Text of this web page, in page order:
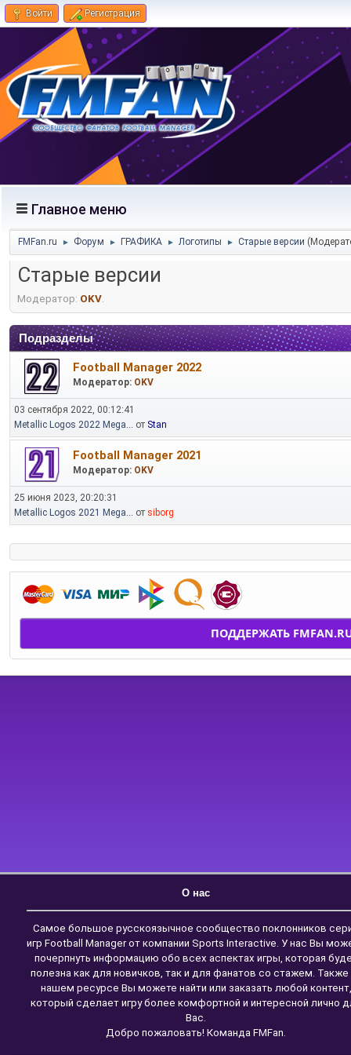
Войти Регистрация
Главное меню
FMFan.ru ► Форум ► ГРАФИКА ► Логотипы ► Старые версии
ПОДДЕРЖАТЬ
Старые версии
Модератор: OKV
Подразделы
Football Manager 2022
Модератор: OKV
03 сентября 2022, 00:12:41
Metallic Logos 2022 Mega...
от Stan
Football Manager 2021
Модератор: OKV
25 июня 2023, 20:20:31
Metallic Logos 2021 Mega...
от siborg
О нас
Самое большое русскоязычное сообщество поклонников
игр Football Manager от компании Sports Interactive. У нас Вы
почерпнуть информацию обо всех аспектах игры, которая
полезна как для новичков, так и для фанатов со стажем. Также
нашем ресурсе Вы можете найти или заказать любой контент,
который сделает игру более комфортной и интересной лично
Вас.
Добро пожаловать! Команда FMFan.